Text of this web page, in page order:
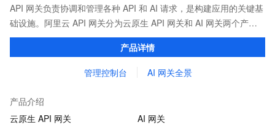
API 网关负责协调和管理各种 API 和 AI 请求，是构建应用的关键基
础设施。阿里云 API 网关分为云原生 API 网关和 AI 网关两个产
品。
产品详情
管理控制台 AI 网关全景
产品介绍
云原生 API 网关
AI 网关